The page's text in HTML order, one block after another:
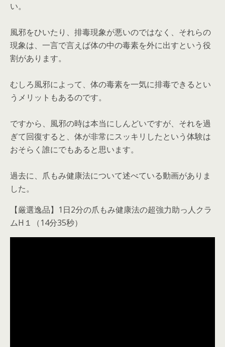
い。
風邪をひいたり、排毒現象が悪いのではなく、それらの
現象は、一言で言えば体の中の毒素を外に出すという役
割があります。
むしろ風邪によって、体の毒素を一気に排毒できるとい
うメリットもあるのです。
ですから、風邪の時は本当にしんどいですが、それを過
ぎて回復すると、体が非常にスッキリしたという体験は
おそらく誰にでもあると思います。
過去に、爪もみ健康法について述べている動画がありま
した。
【厳選逸品】1日2分の爪もみ健康法の超強力助っ人クラ
ムH１（14分35秒）